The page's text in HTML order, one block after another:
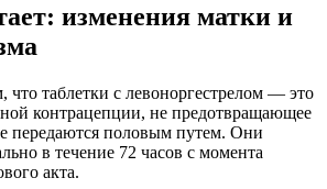
изменения матки и
что таблетки с левоноргестрелом — это
контрацепции, не предотвращающее
передаются половым путем. Они
в течение 72 часов с момента
акта.